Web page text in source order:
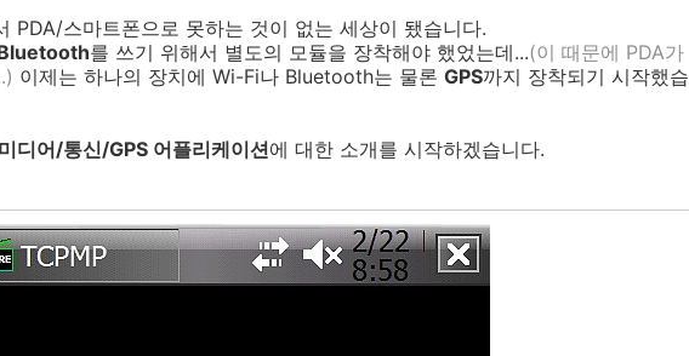
PDA/스마트폰으로 못하는 것이 없는 세상이 됐습니다.
를 쓰기 위해서 별도의 모듈을 장착해야 했었는데...(이 때문에 PDA가
이제는 하나의 장치에 Wi-Fi나 Bluetooth는 물론 GPS까지 장착되기 시작했습
디어/통신/GPS 어플리케이션에 대한 소개를 시작하겠습니다.